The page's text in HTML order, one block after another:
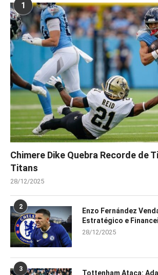
1
Chimere Dike Quebra Recorde de
Titans
28/12/2025
2
Enzo Fernández
Estratégico e
28/12/2025
3 Tottenham Ataca: